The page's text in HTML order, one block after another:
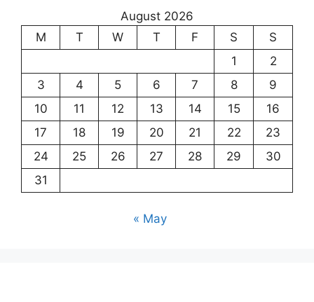
August 2026
M
T W T F S
S
1
2
3
4 5 6 7 8
9
10
11 12 13 14 15
16
17
18 19 20 21 22
23
24
25 26 27 28 29
30
31
« May